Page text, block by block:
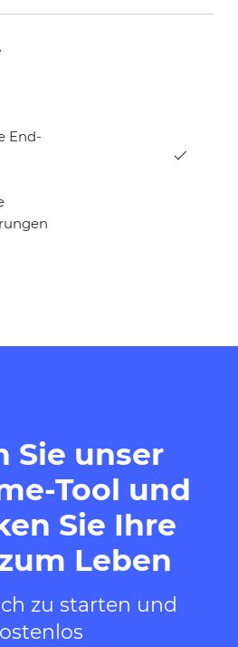
End-
Sie unser
Tool und
Sie Ihre
Leben
zu starten und